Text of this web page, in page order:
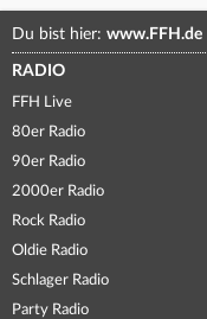
Du bist hier: www.FFH.de
RADIO
FFH Live
80er Radio
90er Radio
2000er Radio
Rock Radio
Oldie Radio
Schlager Radio
Party Radio